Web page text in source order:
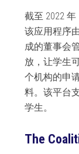
截至 2022
该应用程序
成的董事会
放，让学生
个机构的申
料。该平台
学生。
The